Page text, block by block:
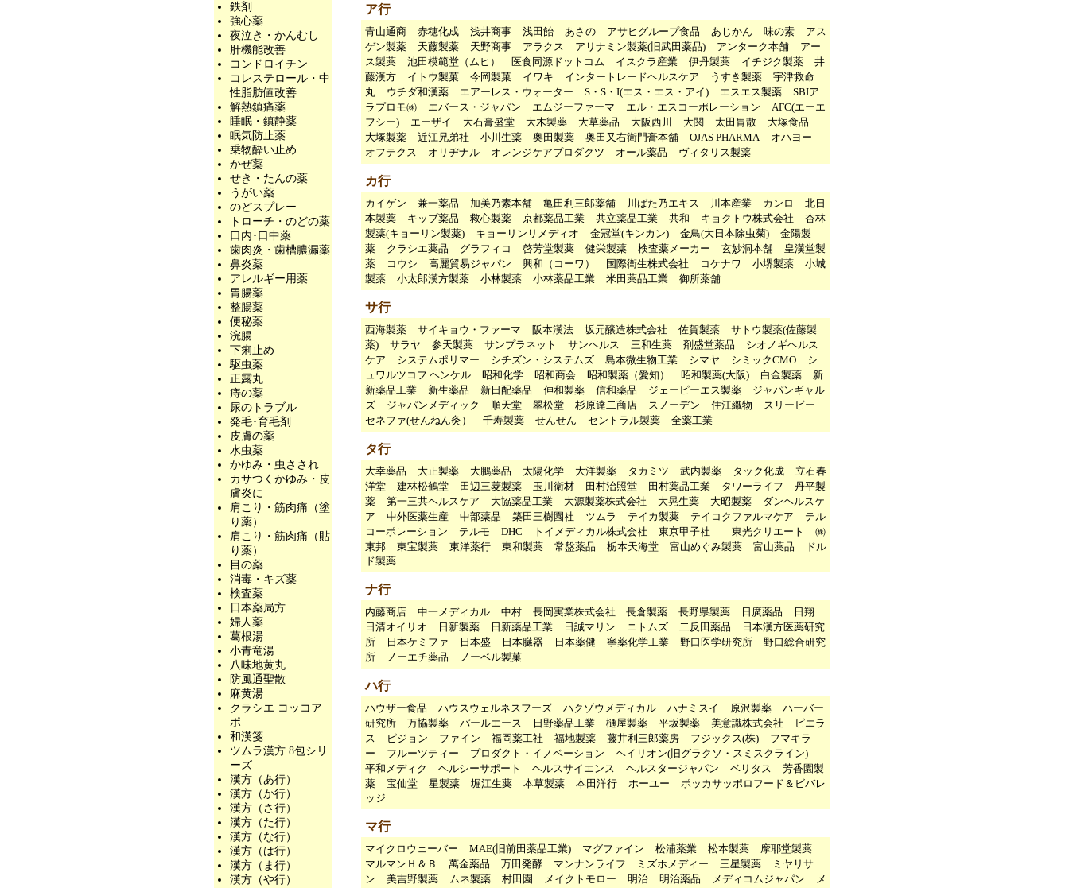
ア行
青山通商 赤穂化成 浅井商事 浅田飴 あさの アサヒグループ食品 あじかん 味の素
アス
ゲン製薬
天藤製薬 天野商事 アラクス アリナミン製薬(旧武田薬品) アンターク本舗
アー
ス製薬
池田模範堂（ムヒ） 医食同源ドットコム イスクラ産業 伊丹製薬 イチジク製薬
井
藤漢方
イトウ製菓 今岡製菓 イワキ インタートレードヘルスケア うすき製薬
宇津救命
丸
ウチダ和漢薬 エアーレス・ウォーター S・S・I(エス・エス・アイ) エスエス製薬
SBIア
ラプロモ㈱
エバース・ジャパン エムジーファーマ エル・エスコーポレーション
AFC(エーエ
フシー)
エーザイ 大石膏盛堂 大木製薬 大草薬品 大阪西川 大関 太田胃散
大塚食品
大塚製薬
近江兄弟社 小川生薬 奥田製薬 奥田又右衛門膏本舗 OJAS PHARMA
オハヨー
オフテクス
オリヂナル オレンジケアプロダクツ オール薬品 ヴィタリス製薬
カ行
カイゲン 兼一薬品 加美乃素本舗 亀田利三郎薬舗 川ばた乃エキス 川本産業 カンロ
北日
本製薬
キップ薬品 救心製薬 京都薬品工業 共立薬品工業 共和 キョクトウ株式会社
杏林
製薬(キョーリン製薬)
キョーリンリメディオ 金冠堂(キンカン) 金鳥(大日本除虫菊)
金陽製
薬
クラシエ薬品 グラフィコ 啓芳堂製薬 健栄製薬 検査薬メーカー 玄妙洞本舗
皇漢堂製
薬
コウシ 高麗貿易ジャパン 興和（コーワ） 国際衛生株式会社 コケナワ 小堺製薬
小城
製薬
小太郎漢方製薬 小林製薬 小林薬品工業 米田薬品工業 御所薬舗
サ行
西海製薬 サイキョウ・ファーマ 阪本漢法 坂元醸造株式会社 佐賀製薬
サトウ製薬(佐藤製
薬)
サラヤ 参天製薬 サンプラネット サンヘルス 三和生薬 剤盛堂薬品
シオノギヘルス
ケア
システムポリマー シチズン・システムズ 島本微生物工業 シマヤ シミックCMO
シ
ュワルツコフ ヘンケル
昭和化学 昭和商会 昭和製薬（愛知） 昭和製薬(大阪) 白金製薬
新
新薬品工業
新生薬品 新日配薬品 伸和製薬 信和薬品 ジェーピーエス製薬
ジャパンギャル
ズ
ジャパンメディック 順天堂 翠松堂 杉原達二商店 スノーデン 住江織物
スリービー
セネファ(せんねん灸）
千寿製薬 せんせん セントラル製薬 全薬工業
タ行
大幸薬品 大正製薬 大鵬薬品 太陽化学 大洋製薬 タカミツ 武内製薬 タック化成
立石春
洋堂
建林松鶴堂 田辺三菱製薬 玉川衛材 田村治照堂 田村薬品工業 タワーライフ
丹平製
薬
第一三共ヘルスケア 大協薬品工業 大源製薬株式会社 大晃生薬 大昭製薬
ダンヘルスケ
ア
中外医薬生産 中部薬品 築田三樹園社 ツムラ テイカ製薬 テイコクファルマケア
テル
コーポレーション
テルモ DHC トイメディカル株式会社 東京甲子社 東光クリエート
㈱
東邦
東宝製薬 東洋薬行 東和製薬 常盤薬品 栃本天海堂 富山めぐみ製薬 富山薬品
ドル
ド製薬
ナ行
内藤商店 中一メディカル 中村 長岡実業株式会社 長倉製薬 長野県製薬 日廣薬品
日翔
日清オイリオ
日新製薬 日新薬品工業 日誠マリン ニトムズ 二反田薬品
日本漢方医薬研究
所
日本ケミファ 日本盛 日本臓器 日本薬健 寧薬化学工業 野口医学研究所
野口総合研究
所
ノーエチ薬品 ノーベル製菓
ハ行
ハウザー食品 ハウスウェルネスフーズ ハクゾウメディカル ハナミスイ 原沢製薬
ハーバー
研究所
万協製薬 パールエース 日野薬品工業 樋屋製薬 平坂製薬 美意識株式会社
ピエラ
ス
ピジョン ファイン 福岡薬工社 福地製薬 藤井利三郎薬房 フジックス(株)
フマキラ
ー
フルーツティー プロダクト・イノベーション
ヘイリオン(旧グラクソ・スミスクライン)
平和メディク
ヘルシーサポート ヘルスサイエンス ヘルスタージャパン ベリタス
芳香園製
薬
宝仙堂 星製薬 堀江生薬 本草製薬 本田洋行 ホーユー
ポッカサッポロフード＆ビバレ
ッジ
マ行
マイクロウェーバー MAE(旧前田薬品工業) マグファイン 松浦薬業 松本製薬
摩耶堂製薬
マルマンＨ＆Ｂ
萬金薬品 万田発酵 マンナンライフ ミズホメディー 三星製薬
ミヤリサ
ン
美吉野製薬 ムネ製薬 村田園 メイクトモロー 明治 明治薬品 メディコムジャパン
メ
鉄剤
強心薬
夜泣き・かんむし
肝機能改善
コンドロイチン
コレステロール・中
性脂肪値改善
解熱鎮痛薬
睡眠・鎮静薬
眠気防止薬
乗物酔い止め
かぜ薬
せき・たんの薬
うがい薬
のどスプレー
トローチ・のどの薬
口内･口中薬
歯肉炎・歯槽膿漏薬
鼻炎薬
アレルギー用薬
胃腸薬
整腸薬
便秘薬
浣腸
下痢止め
駆虫薬
正露丸
痔の薬
尿のトラブル
発毛･育毛剤
皮膚の薬
水虫薬
かゆみ・虫さされ
カサつくかゆみ・皮
膚炎に
肩こり・筋肉痛（塗
り薬）
肩こり・筋肉痛（貼
り薬）
目の薬
消毒・キズ薬
検査薬
日本薬局方
婦人薬
葛根湯
小青竜湯
八味地黄丸
防風通聖散
麻黄湯
クラシエ コッコア
ポ
和漢箋
ツムラ漢方 8包シリ
ーズ
漢方（あ行）
漢方（か行）
漢方（さ行）
漢方（た行）
漢方（な行）
漢方（は行）
漢方（ま行）
漢方（や行）